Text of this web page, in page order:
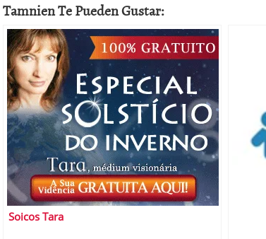
Tamnien Te Pueden Gustar:
Soicos Tara